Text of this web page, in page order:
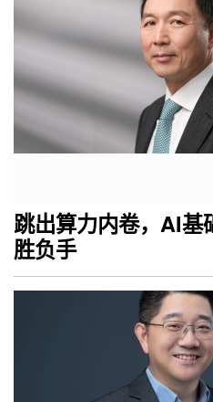
跳出算力内卷，AI基
胜负手